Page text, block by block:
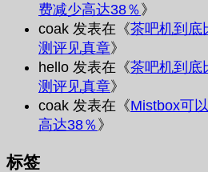
费减少高达38％》
coak 发表在《茶吧机到底
测评见真章》
hello 发表在《茶吧机到底
测评见真章》
coak 发表在《Mistbox可
高达38％》
标签